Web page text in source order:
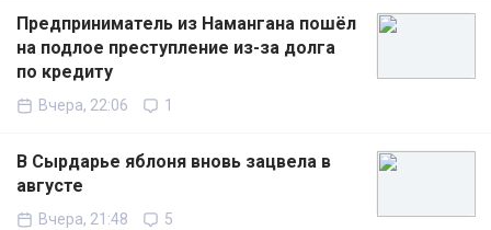
Предприниматель из Намангана пошёл
на подлое преступление из-за долга
по кредиту
Вчера, 22:06 1
В Сырдарье яблоня вновь зацвела в
августе
Вчера, 21:48 5